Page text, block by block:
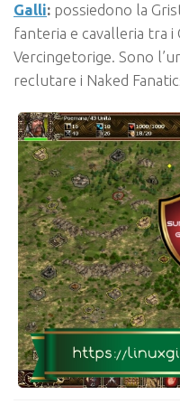
Galli: possiedono la
fanteria e cavalleria tra
Vercingetorige. Sono
reclutare i Naked